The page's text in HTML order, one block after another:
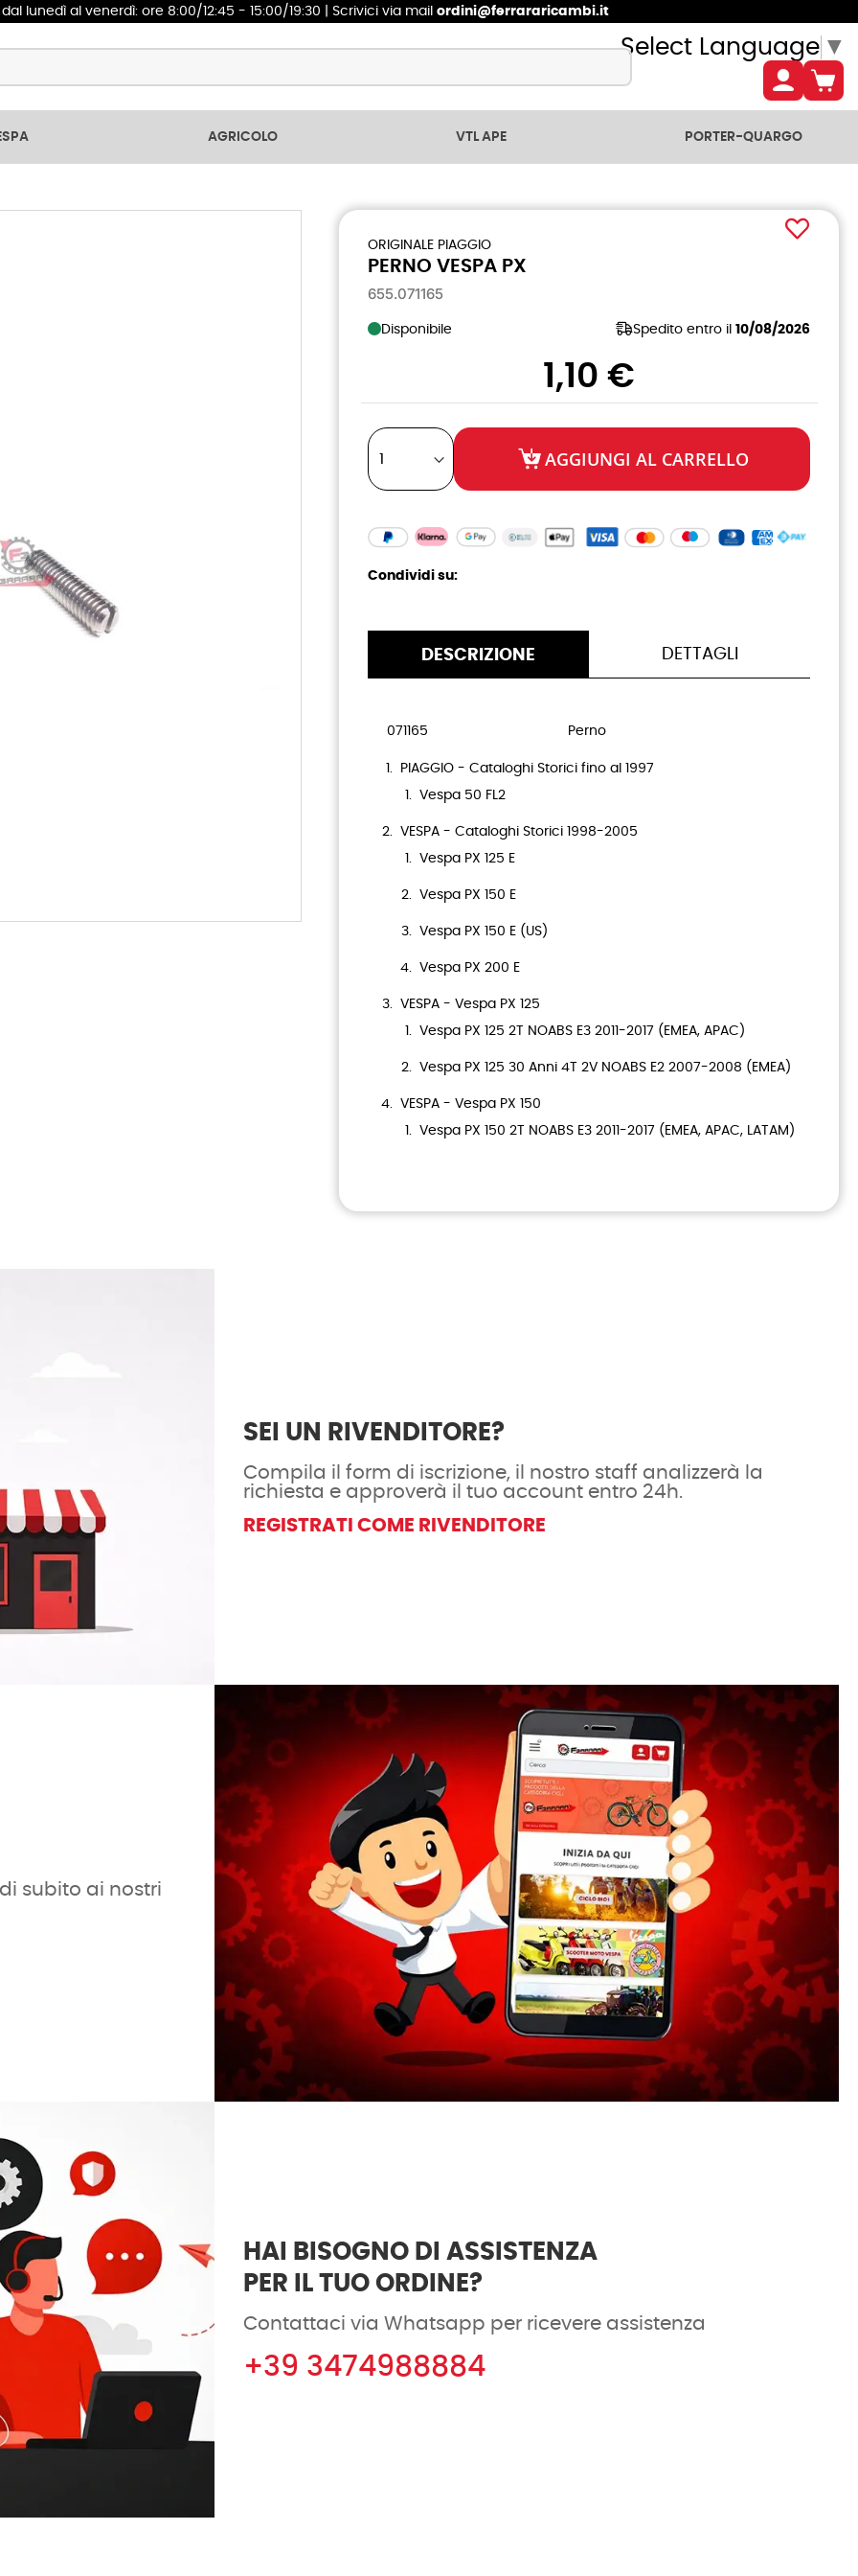
dal lunedì al venerdì: ore 8:00/12:45 - 15:00/19:30 | Scrivici via mail ordini@ferrararicambi.it
Select Language ▼
AGRICOLO VTL APE PORTER-QUARGO
ORIGINALE PIAGGIO
PERNO VESPA PX
655.071165
Disponibile Spedito entro il 10/08/2026
1,10 €
AGGIUNGI AL CARRELLO
Condividi su:
DESCRIZIONE
071165 Perno
PIAGGIO - Cataloghi Storici fino al 1997
Vespa 50 FL2
VESPA - Cataloghi Storici 1998-2005
Vespa PX 125 E
Vespa PX 150 E
Vespa PX 150 E (US)
Vespa PX 200 E
VESPA - Vespa PX 125
Vespa PX 125 2T NOABS E3 2011-2017 (EMEA, APAC)
Vespa PX 125 30 Anni 4T 2V NOABS E2 2007-2008 (EMEA)
VESPA - Vespa PX 150
Vespa PX 150 2T NOABS E3 2011-2017 (EMEA, APAC, LATAM)
DETTAGLI
SEI UN RIVENDITORE?
Compila il form di iscrizione, il nostro staff analizzerà la
richiesta e approverà il tuo account entro 24h.
REGISTRATI COME RIVENDITORE
subito ai nostri
HAI BISOGNO DI ASSISTENZA
PER IL TUO ORDINE?
Contattaci via Whatsapp per ricevere assistenza
+39 3474988884